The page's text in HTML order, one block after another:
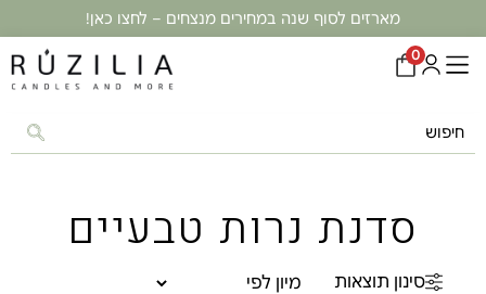
מארזים לסוף שנה במחירים מנצחים – לחצו כאן!
0
סדנת נרות טבעיים
סינון תוצאות